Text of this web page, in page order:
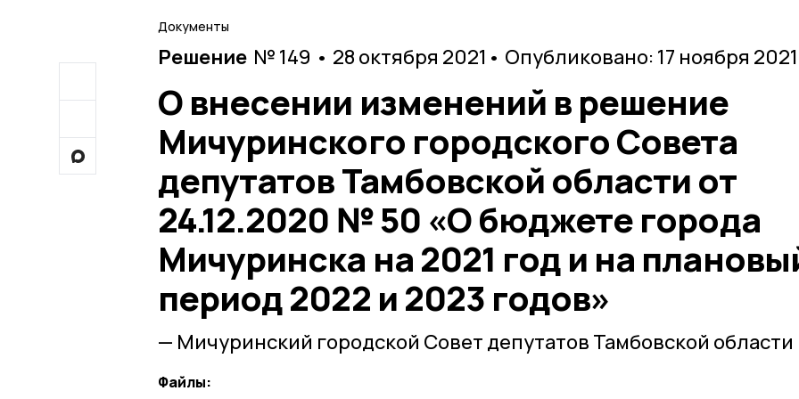
Документы
Решение № 149 • 28 октября 2021 • Опубликовано: 17 ноября 2021
О внесении изменений в решение
Мичуринского городского Совета
депутатов Тамбовской области от
24.12.2020 № 50 «О бюджете города
Мичуринска на 2021 год и на
период 2022 и 2023 годов»
— Мичуринский городской Совет депутатов Тамбовской области
Файлы: